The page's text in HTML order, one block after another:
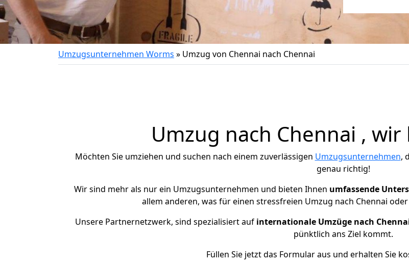
Umzugsunternehmen Worms » Umzug von Chennai nach Chennai
Umzug nach Chennai ,
Möchten Sie umziehen und suchen nach einem zuverlässigen Umzugsunternehmen,
genau richtig!
Wir sind mehr als nur ein Umzugsunternehmen und bieten Ihnen umfassende
allem anderen, was für einen stressfreien Umzug nach Chennai
Unsere Partnernetzwerk, sind spezialisiert auf internationale Umzüge nach
pünktlich ans Ziel kommt.
Füllen Sie jetzt das Formular aus und erhalten Sie